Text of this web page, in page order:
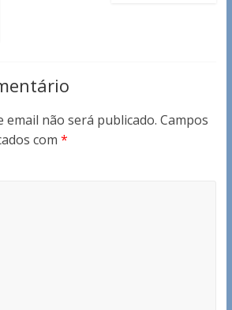
email não será publicado. Campos
com *